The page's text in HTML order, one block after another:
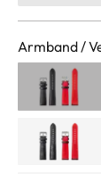
Armband /